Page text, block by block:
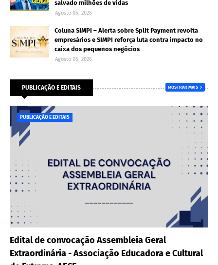
salvado milhões de vidas
Agosto 05, 2026
Coluna SIMPI – Alerta sobre Split Payment revolta
empresários e SIMPI reforça luta contra impacto no
caixa dos pequenos negócios
Agosto 05, 2026
PUBLICAÇÃO E EDITAIS MOSTRAR MAIS
PUBLICAÇÃO E EDITAIS
Edital de convocação Assembleia Geral
Extraordinária - Associação Educadora e Cultural